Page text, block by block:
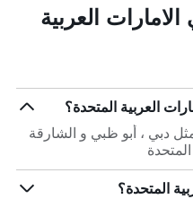
العربية
العربية المتحدة؟
دبي ، أبو ظبي و الشارقة
المتحدة؟